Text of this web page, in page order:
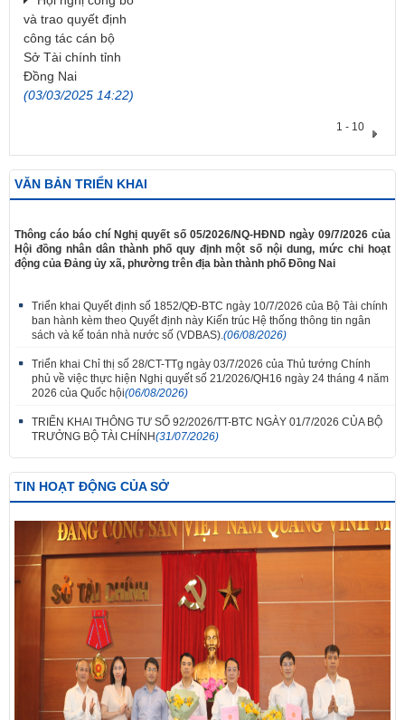
và trao quyết định
công tác cán bộ
Sở Tài chính tỉnh
Đồng Nai
(03/03/2025 14:22)
1 - 10
VĂN BẢN TRIỂN KHAI
​Thông cáo báo chí Nghị quyết số 05/2026/NQ-HĐND ngày 09/7/2026 của
Hội đồng nhân dân thành phố quy định một số nội dung, mức chi hoạt
động của Đảng ủy xã, phường trên địa bàn thành phố Đồng Nai
Triển khai Quyết định số 1852/QĐ-BTC ngày 10/7/2026 của Bộ Tài chính
ban hành kèm theo Quyết định này Kiến trúc Hệ thống thông tin ngân
sách và kế toán nhà nước số (VDBAS). (06/08/2026)
Triển khai Chỉ thị số 28/CT-TTg ngày 03/7/2026 của Thủ tướng Chính
phủ về việc thực hiện Nghị quyết số 21/2026/QH16 ngày 24 tháng 4 năm
2026 của Quốc hội(06/08/2026)
TRIỂN KHAI THÔNG TƯ SỐ 92/2026/TT-BTC NGÀY 01/7/2026 CỦA BỘ
TRƯỞNG BỘ TÀI CHÍNH(31/07/2026)
TIN HOẠT ĐỘNG CỦA SỞ